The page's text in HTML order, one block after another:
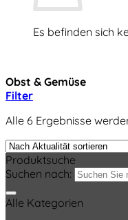
Es befinden sich
Obst & Gemüse
Filter
Alle 6 Ergebnisse
Produktsuche
Suchen nach:
Alle Kategorien